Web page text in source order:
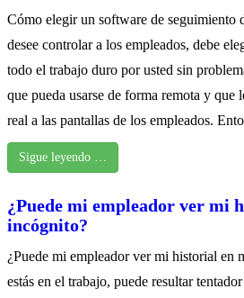
Cómo elegir un software de seguimiento
desee controlar a los empleados, debe
todo el trabajo duro por usted sin
que pueda usarse de forma remota y que
real a las pantallas de los empleados.
Sigue leyendo …
¿Puede mi empleador ver mi
incógnito?
¿Puede mi empleador ver mi historial en
estás en el trabajo, puede resultar